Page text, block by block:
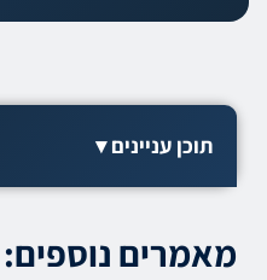
תוכן עניינים
מאמרים נוספים: